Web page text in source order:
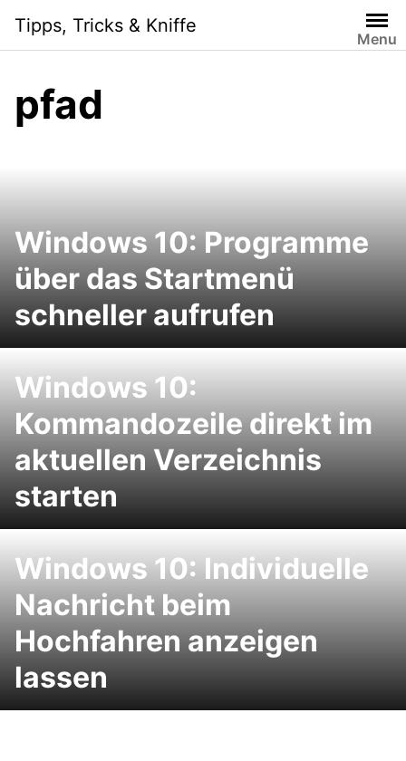
i
Tipps, Tricks & Kniffe
Menu
pfad
Windows 10: Programme
über das Startmenü
schneller aufrufen
Windows 10:
Kommandozeile direkt im
aktuellen Verzeichnis
starten
Windows 10: Individuelle
Nachricht beim
Hochfahren anzeigen
lassen